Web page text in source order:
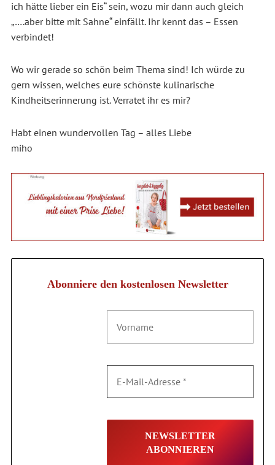
ich hätte lieber ein Eis“ sein, wozu mir dann auch gleich
„….aber bitte mit Sahne“ einfällt. Ihr kennt das – Essen
verbindet!
Wo wir gerade so schön beim Thema sind! Ich würde zu
gern wissen, welches eure schönste kulinarische
Kindheitserinnerung ist. Verratet ihr es mir?
Habt einen wundervollen Tag – alles Liebe
miho
Abonniere den kostenlosen Newsletter